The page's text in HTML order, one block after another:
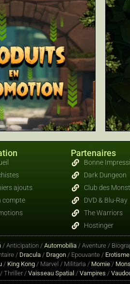
ajouts
compte
Partenaires
Bonne
Dark Dungeon
Club des
DVD & Blu-Ray
The Warriors
Hostinger
/ Anticipation / Automobilia / Aventure /
/ Dracula / Dragon / Epouvante / Erotisme
/ King Kong / Marvel / Militaria / Momie /
/ Thriller / Vaisseau Spatial / Vampires /